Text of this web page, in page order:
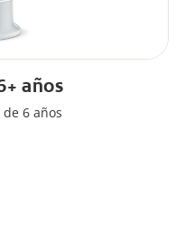
años
6 años
después de cada